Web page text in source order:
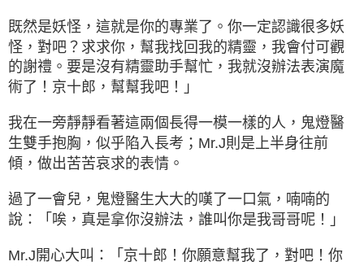
既然是妖怪，這就是你的專業了。你一定認識很多妖
怪，對吧？求求你，幫我找回我的精靈，我會付可觀
的謝禮。要是沒有精靈助手幫忙，我就沒辦法表演魔
術了！京十郎，幫幫我吧！」
我在一旁靜靜看著這兩個長得一模一樣的人，鬼燈醫
生雙手抱胸，似乎陷入長考；Mr.J則是上半身往前
傾，做出苦苦哀求的表情。
過了一會兒，鬼燈醫生大大的嘆了一口氣，喃喃的
說：「唉，真是拿你沒辦法，誰叫你是我哥哥呢！」
Mr.J開心大叫：「京十郎！你願意幫我了，對吧！你